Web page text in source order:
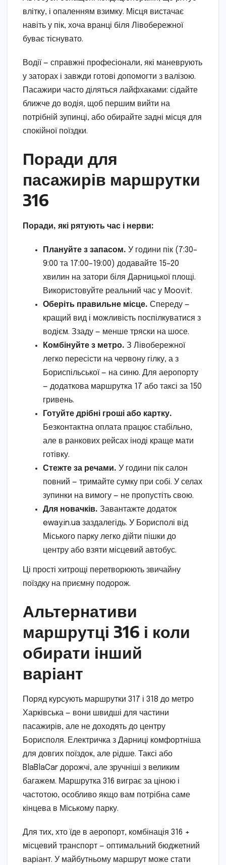
влітку, і опаленням взимку. Місця вистачає
навіть у пік, хоча вранці біля Лівобережної
буває тіснувато.
Водії — справжні професіонали, які маневрують
у заторах і завжди готові допомогти з валізою.
Пасажири часто діляться лайфхаками: сідайте
ближче до водія, щоб першим вийти на
потрібній зупинці, або обирайте задні місця для
спокійної поїздки.
Поради для
пасажирів маршрутки
316
Поради, які рятують час і нерви:
Плануйте з запасом. У години пік (7:30–
9:00 та 17:00–19:00) додавайте 15–20
хвилин на затори біля Дарницької площі.
Використовуйте реальний час у Moovit.
Оберіть правильне місце. Спереду —
кращий вид і можливість поспілкуватися з
водієм. Ззаду — менше тряски на шосе.
Комбінуйте з метро. З Лівобережної
легко пересісти на червону гілку, а з
Бориспільської — на синю. Для аеропорту
— додаткова маршрутка 17 або таксі за 150
гривень.
Готуйте дрібні гроші або картку.
Безконтактна оплата працює стабільно,
але в ранкових рейсах іноді краще мати
готівку.
Стежте за речами. У години пік салон
повний — тримайте сумку при собі. У селах
зупинки на вимогу — не пропустіть свою.
Для новачків. Завантажте додаток
eway.in.ua заздалегідь. У Борисполі від
Міського парку легко дійти пішки до
центру або взяти місцевий автобус.
Ці прості хитрощі перетворюють звичайну
поїздку на приємну подорож.
Альтернативи
маршрутці 316 і коли
обирати інший
варіант
Поряд курсують маршрутки 317 і 318 до метро
Харківська — вони швидші для частини
пасажирів, але не доходять до центру
Борисполя. Електричка з Дарниці комфортніша
для довгих поїздок, але рідше. Таксі або
BlaBlaCar дорожчі, але зручніші з великим
багажем. Маршрутка 316 виграє за ціною і
частотою, особливо якщо вам потрібна саме
кінцева в Міському парку.
Для тих, хто їде в аеропорт, комбінація 316 +
місцевий транспорт — оптимальний бюджетний
варіант. У майбутньому маршрут може стати